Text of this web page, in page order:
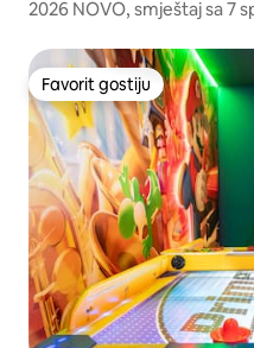
2026 NOVO, smještaj sa 7
Favorit gostiju
Favorit gostiju